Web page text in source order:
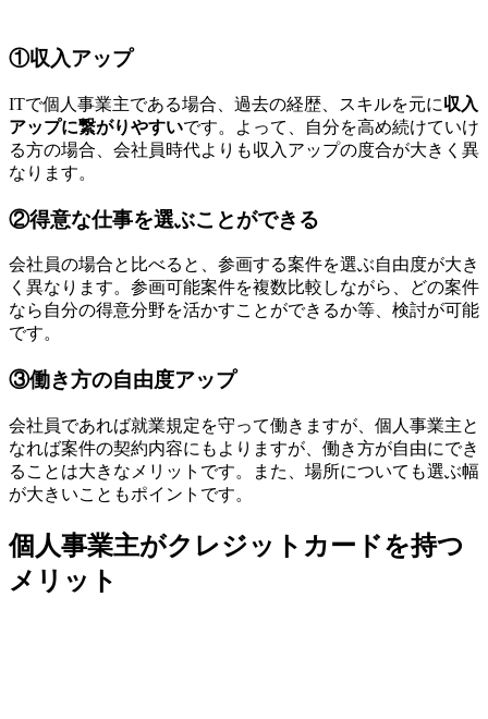
①収入アップ
ITで個人事業主である場合、過去の経歴、スキルを元に収入
アップに繋がりやすいです。よって、自分を高め続けていけ
る方の場合、会社員時代よりも収入アップの度合が大きく異
なります。
②得意な仕事を選ぶことができる
会社員の場合と比べると、 参画する案件を選ぶ自由度が大き
く異なり ます。参画可能案件を複数比較しながら、どの案件
なら自分の得意分野を活かすことができるか等、検討が可能
です。
③働き方の自由度アップ
会社員であれば就業規定を守って働きますが、個人事業主と
なれば案件の契約内容にもよりますが、 働き方が自由にでき
ることは大きなメリット です。また、場所についても選ぶ幅
が大きいこともポイントです。
個人事業主がクレジットカードを持つ
メリット